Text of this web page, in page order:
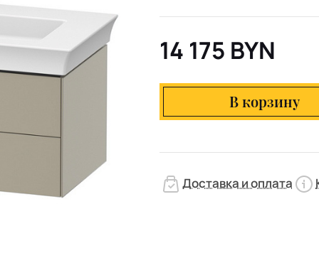
14 175 BYN
В корзину
Доставка и оплата